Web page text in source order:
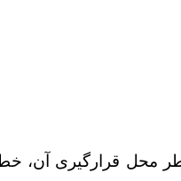
محل قرارگیری آن،